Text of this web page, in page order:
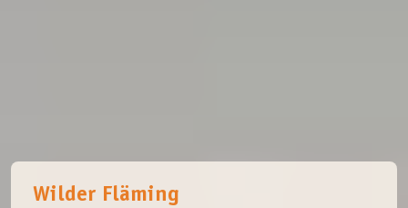
Wilder Fläming